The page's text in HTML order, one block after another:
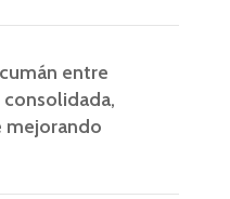
entre
mejorando